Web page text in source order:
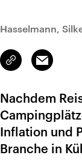
Hasselmann,
Link
kopieren/teilen
Email
Nachdem
Inflation und
Branche in